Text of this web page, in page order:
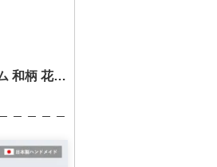
猫 首輪 シュシュ ゴム 和柄 花 203-025